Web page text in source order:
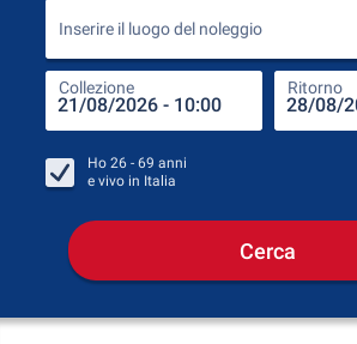
Inserire il luogo del noleggio
Collezione Ritorno
Ho 26 - 69 anni
e vivo in Italia
Cerca